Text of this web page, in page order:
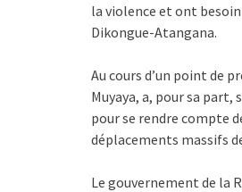
la violence et ont besoin
Dikongue-Atangana.
Au cours d’un point de
Muyaya, a, pour sa
pour se rendre compte
déplacements massifs
Le gouvernement de la